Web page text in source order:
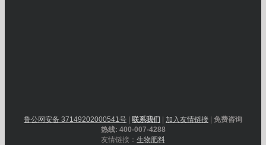
鲁公网安备 37149202000541号 联系我们 加入友情链接
免费咨询
热线: 400-007-4288
友情链接： 生物肥料